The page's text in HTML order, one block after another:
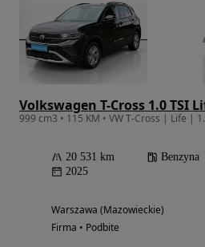
Volkswagen T-Cross 1.0 TSI
20 531 km Benzyna
2025
Warszawa (Mazowieckie)
Firma • Podbite